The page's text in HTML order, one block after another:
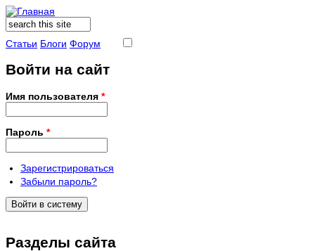
Форма поиска
Поиск
Статьи Блоги Форум
Войти на сайт
Имя пользователя *
Пароль *
Зарегистрироваться
Забыли пароль?
Разделы сайта